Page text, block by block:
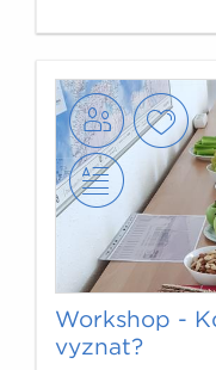
Workshop -
vyznat?